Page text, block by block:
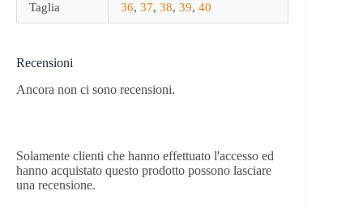
Taglia 36, 37, 38, 39, 40
Recensioni
Ancora non ci sono recensioni.
Solamente clienti che hanno effettuato l'accesso ed
hanno acquistato questo prodotto possono lasciare
una recensione.